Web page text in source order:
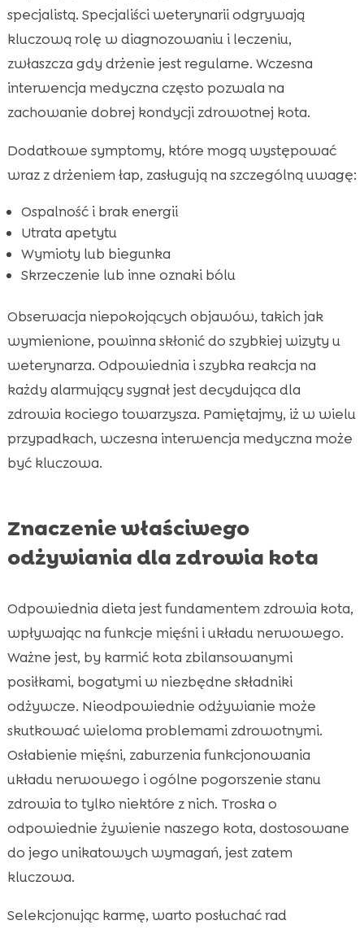
specjalistą. Specjaliści weterynarii odgrywają
kluczową rolę w diagnozowaniu i leczeniu,
zwłaszcza gdy drżenie jest regularne. Wczesna
interwencja medyczna często pozwala na
zachowanie dobrej kondycji zdrowotnej kota.
Dodatkowe symptomy, które mogą występować
wraz z drżeniem łap, zasługują na szczególną uwagę:
Ospalność i brak energii
Utrata apetytu
Wymioty lub biegunka
Skrzeczenie lub inne oznaki bólu
Obserwacja niepokojących objawów, takich jak
wymienione, powinna skłonić do szybkiej wizyty u
weterynarza. Odpowiednia i szybka reakcja na
każdy alarmujący sygnał jest decydująca dla
zdrowia kociego towarzysza. Pamiętajmy, iż w wielu
przypadkach, wczesna interwencja medyczna może
być kluczowa.
Znaczenie właściwego
odżywiania dla zdrowia kota
Odpowiednia dieta jest fundamentem zdrowia kota,
wpływając na funkcje mięśni i układu nerwowego.
Ważne jest, by karmić kota zbilansowanymi
posiłkami, bogatymi w niezbędne składniki
odżywcze. Nieodpowiednie odżywianie może
skutkować wieloma problemami zdrowotnymi.
Osłabienie mięśni, zaburzenia funkcjonowania
układu nerwowego i ogólne pogorszenie stanu
zdrowia to tylko niektóre z nich. Troska o
odpowiednie żywienie naszego kota, dostosowane
do jego unikatowych wymagań, jest zatem
kluczowa.
Selekcjonując karmę, warto posłuchać rad